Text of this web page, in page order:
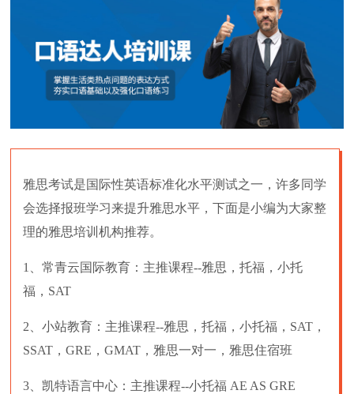
雅思考试是国际性英语标准化水平测试之一，许多同学
会选择报班学习来提升雅思水平，下面是小编为大家整
理的雅思培训机构推荐。
1、常青云国际教育：主推课程--雅思，托福，小托
福，SAT
2、小站教育：主推课程--雅思，托福，小托福，SAT，
SSAT，GRE，GMAT，雅思一对一，雅思住宿班
3、凯特语言中心：主推课程--小托福 AE AS GRE